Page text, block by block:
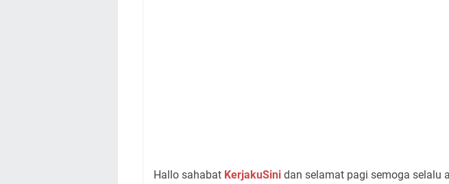
Hallo sahabat KerjakuSini dan selamat pagi semoga selalu